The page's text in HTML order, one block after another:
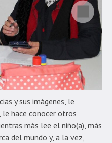
y sus imágenes, le
hace conocer otros
más lee el niño(a), más
del mundo y, a la vez,